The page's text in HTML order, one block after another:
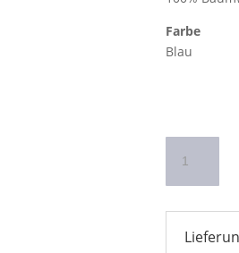
Farbe
Blau
Betsy
Ann